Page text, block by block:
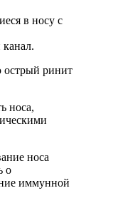
в носу с
острый ринит
носа,
носа
о
иммунной